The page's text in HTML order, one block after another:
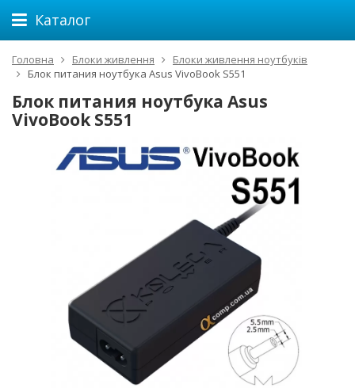
Каталог
Головна Блоки живлення
Блоки живлення ноутбуків
Блок питания ноутбука Asus VivoBook S551
Блок питания ноутбука Asus
VivoBook S551